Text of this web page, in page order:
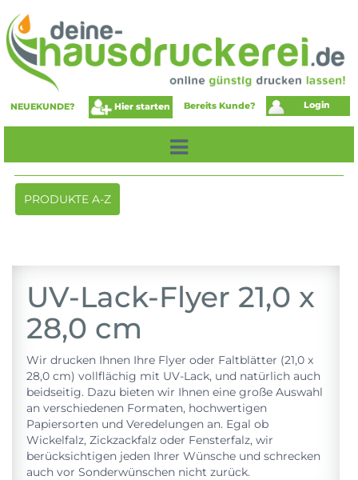
NEUEKUNDE? Hier starten Bereits Kunde? Login
Toggle
navigation
PRODUKTE A-Z
UV-Lack-Flyer 21,0 x
28,0 cm
Wir drucken Ihnen Ihre Flyer oder Faltblätter (21,0 x
28,0 cm) vollflächig mit UV-Lack, und natürlich auch
beidseitig. Dazu bieten wir Ihnen eine große Auswahl
an verschiedenen Formaten, hochwertigen
Papiersorten und Veredelungen an. Egal ob
Wickelfalz, Zickzackfalz oder Fensterfalz, wir
berücksichtigen jeden Ihrer Wünsche und schrecken
auch vor Sonderwünschen nicht zurück.